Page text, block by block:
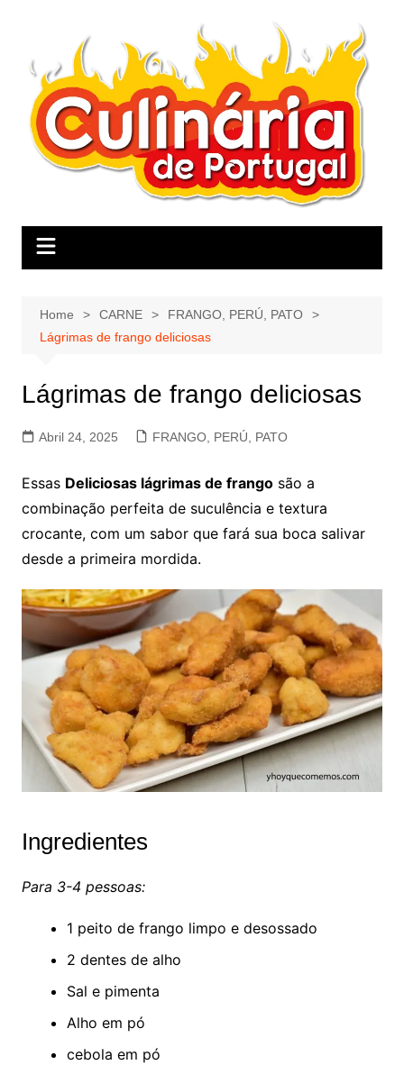
Home CARNE
FRANGO, PERÚ, PATO
Lágrimas de frango deliciosas
Lágrimas de frango deliciosas
Abril 24, 2025 FRANGO, PERÚ, PATO
Essas Deliciosas lágrimas de frangosão a
combinação perfeita de suculência e textura
crocante, com um sabor que fará sua boca salivar
desde a primeira mordida.
Ingredientes
Para 3-4 pessoas:
1 peito de frango limpo e desossado
2 dentes de alho
Sal e pimenta
Alho em pó
cebola em pó